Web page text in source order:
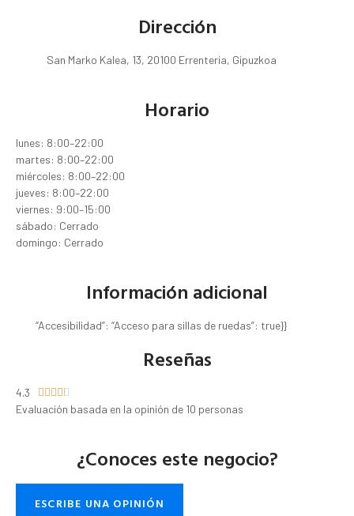
Dirección
San Marko Kalea, 13, 20100 Errenteria, Gipuzkoa
Horario
lunes: 8:00–22:00
martes: 8:00–22:00
miércoles: 8:00–22:00
jueves: 8:00–22:00
viernes: 9:00–15:00
sábado: Cerrado
domingo: Cerrado
Información adicional
“Accesibilidad”: “Acceso para sillas de ruedas”: true}}
Reseñas
4.3 
Evaluación basada en la opinión de 10 personas
¿Conoces este negocio?
ESCRIBE UNA OPINIÓN